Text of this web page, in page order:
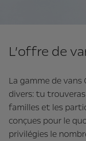
L’offre de
La gamme de vans
divers: tu
familles et les
conçues pour le
privilégies le